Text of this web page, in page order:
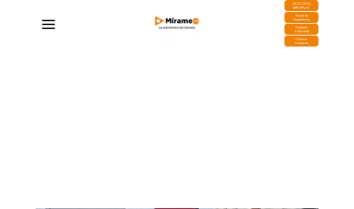
DESCARGA
MIRAPLAY
Buzón de
Sugerencias
Contratar
Publicidad
Contacto
Comercial